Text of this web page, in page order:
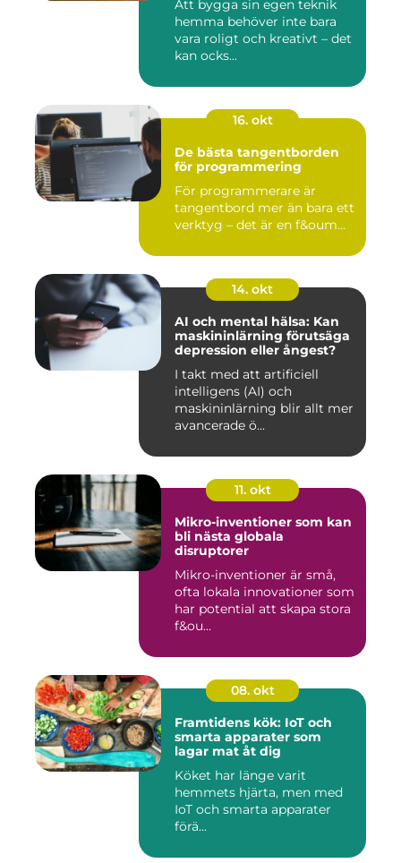
Att bygga sin egen teknik
hemma behöver inte bara
vara roligt och kreativt – det
kan ocks...
16. okt
De bästa tangentborden
för programmering
För programmerare är
tangentbord mer än bara ett
verktyg – det är en f&oum...
14. okt
AI och mental hälsa: Kan
maskininlärning förutsäga
depression eller ångest?
I takt med att artificiell
intelligens (AI) och
maskininlärning blir allt mer
avancerade ö...
11. okt
Mikro-inventioner som kan
bli nästa globala
disruptorer
Mikro-inventioner är små,
ofta lokala innovationer som
har potential att skapa stora
f&ou...
08. okt
Framtidens kök: IoT och
smarta apparater som
lagar mat åt dig
Köket har länge varit
hemmets hjärta, men med
IoT och smarta apparater
förä...